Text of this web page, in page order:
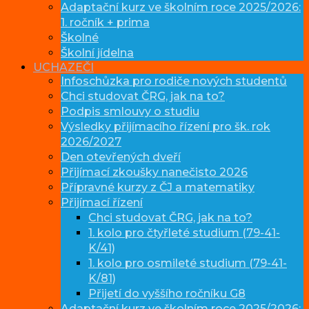
Adaptační kurz ve školním roce 2025/2026:
1. ročník + prima
Školné
Školní jídelna
UCHAZEČI
Infoschůzka pro rodiče nových studentů
Chci studovat ČRG, jak na to?
Podpis smlouvy o studiu
Výsledky přijímacího řízení pro šk. rok
2026/2027
Den otevřených dveří
Přijímací zkoušky nanečisto 2026
Přípravné kurzy z ČJ a matematiky
Přijímací řízení
Chci studovat ČRG, jak na to?
1. kolo pro čtyřleté studium (79-41-
K/41)
1. kolo pro osmileté studium (79-41-
K/81)
Přijetí do vyššího ročníku G8